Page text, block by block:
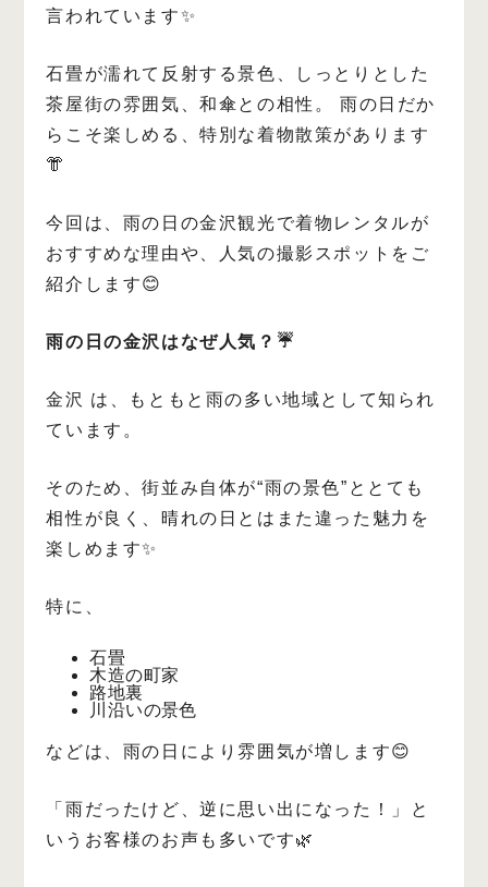
言われています✨
石畳が濡れて反射する景色、しっとりとした
茶屋街の雰囲気、和傘との相性。
雨の日だか
らこそ楽しめる、特別な着物散策があります
👘
今回は、雨の日の金沢観光で着物レンタルが
おすすめな理由や、人気の撮影スポットをご
紹介します😊
雨の日の金沢はなぜ人気？☔️
金沢 は、もともと雨の多い地域として知られ
ています。
そのため、街並み自体が“雨の景色”ととても
相性が良く、晴れの日とはまた違った魅力を
楽しめます✨
特に、
石畳
木造の町家
路地裏
川沿いの景色
などは、雨の日により雰囲気が増します😊
「雨だったけど、逆に思い出になった！」と
いうお客様のお声も多いです🌿